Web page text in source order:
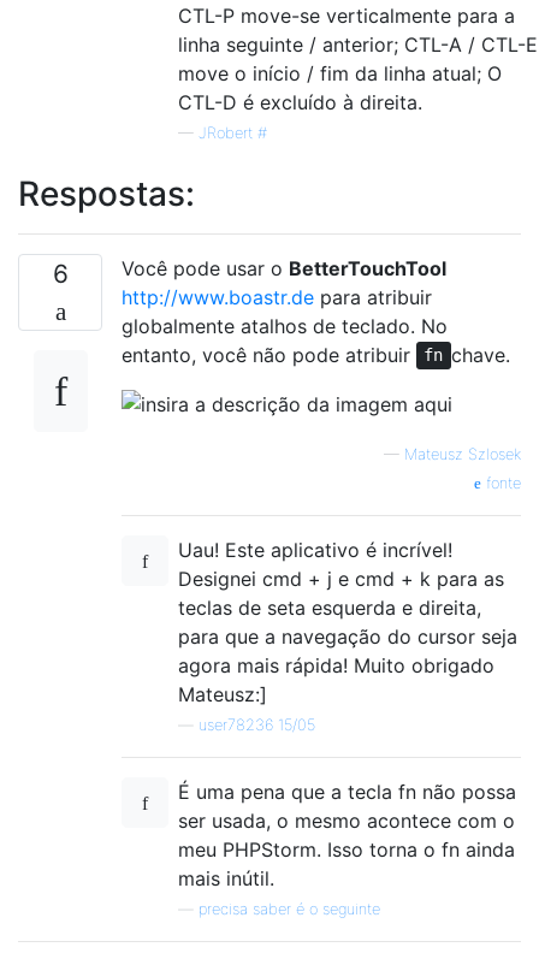
CTL-P move-se verticalmente para a
linha seguinte / anterior; CTL-A / CTL-E
move o início / fim da linha atual; O
CTL-D é excluído à direita.
— JRobert #
Respostas:
6 Você pode usar o BetterTouchTool
http://www.boastr.de para atribuir
globalmente atalhos de teclado. No
entanto, você não pode atribuir
fn chave.
— Mateusz Szlosek
fonte
Uau! Este aplicativo é incrível!
Designei cmd + j e cmd + k para as
teclas de seta esquerda e direita,
para que a navegação do cursor seja
agora mais rápida! Muito obrigado
Mateusz:]
user78236 15/05
É uma pena que a tecla fn não possa
ser usada, o mesmo acontece com o
meu PHPStorm. Isso torna o fn ainda
mais inútil.
precisa saber é o seguinte